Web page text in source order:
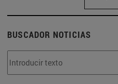
BUSCADOR NOTICIAS